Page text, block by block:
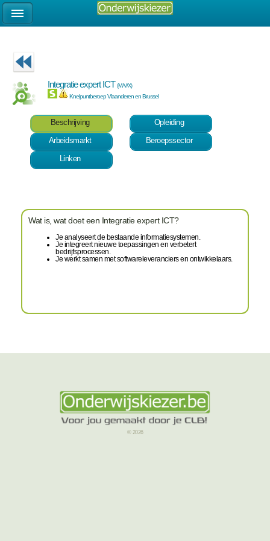
Integratie expert ICT(M/V/X)
Knelpuntberoep Vlaanderen en Brussel
Beschrijving
Opleiding
Arbeidsmarkt
Beroepssector
Linken
Wat is, wat doet een Integratie expert ICT?
Je analyseert de bestaande informatiesystemen.
Je integreert nieuwe toepassingen en verbetert
bedrijfsprocessen.
Je werkt samen met softwareleveranciers en ontwikkelaars.
© 2026